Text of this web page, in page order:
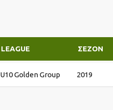
LEAGUE ΣΕΖΌΝ
U10 Golden Group 2019